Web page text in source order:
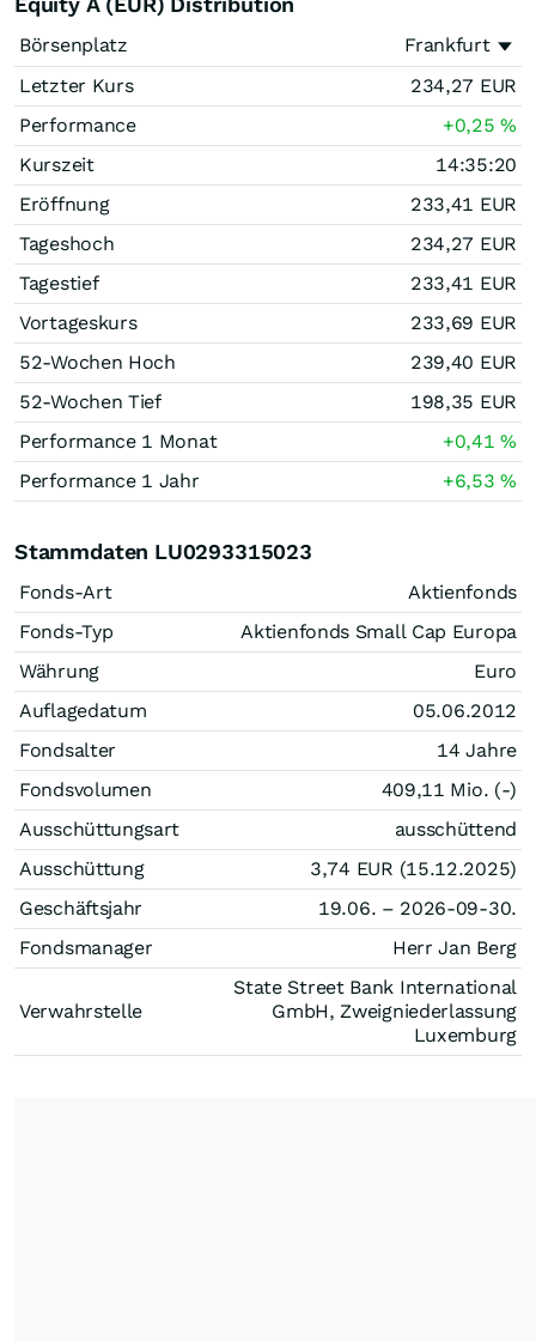
Börsenplatz
Frankfurt
Letzter Kurs
234,27 EUR
Performance
+0,25%
Kurszeit
14:35:20
Eröffnung
233,41 EUR
Tageshoch
234,27 EUR
Tagestief
233,41 EUR
Vortageskurs
233,69 EUR
52-Wochen Hoch
239,40 EUR
52-Wochen Tief
198,35 EUR
Performance 1 Monat
+0,41%
Performance 1 Jahr
+6,53%
Stammdaten LU0293315023
Fonds-Art
Aktienfonds
Fonds-Typ
Aktienfonds Small Cap Europa
Währung
Euro
Auflagedatum
05.06.2012
Fondsalter
14 Jahre
Fondsvolumen
409,11 Mio. (-)
Ausschüttungsart
ausschüttend
Ausschüttung
3,74 EUR (15.12.2025)
Geschäftsjahr
19.06. – 2026-09-30.
Fondsmanager
Herr Jan Berg
Verwahrstelle
State Street Bank International
GmbH, Zweigniederlassung
Luxemburg